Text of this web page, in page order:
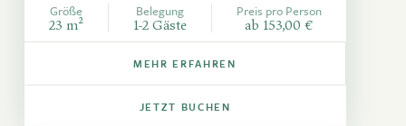
Größe
23 m²
Belegung
1-2 Gäste
Preis pro Person
ab 153,00 €
MEHR ERFAHREN
JETZT BUCHEN